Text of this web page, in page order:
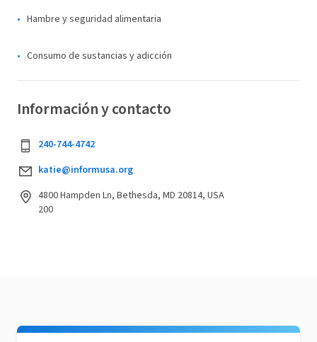
Hambre y seguridad alimentaria
Consumo de sustancias y adicción
Información y contacto
240-744-4742
katie@informusa.org
4800 Hampden Ln, Bethesda, MD 20814, USA
200